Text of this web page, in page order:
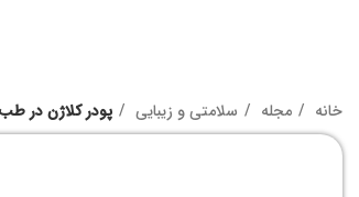
خانه مجله سلامتی و زیبایی پودر کلاژن در